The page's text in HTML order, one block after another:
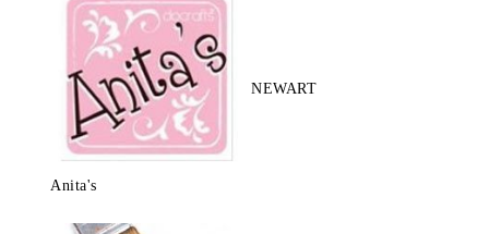
Anita's
NEWART